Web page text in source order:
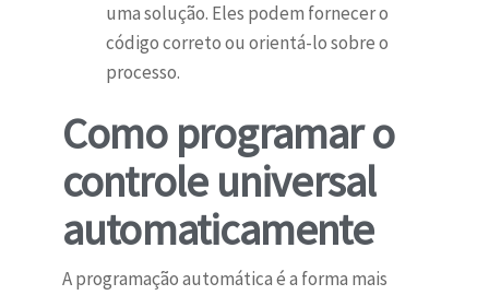
uma solução. Eles podem fornecer o
código correto ou orientá-lo sobre o
processo.
Como programar o
controle universal
automaticamente
A programação automática é a forma mais